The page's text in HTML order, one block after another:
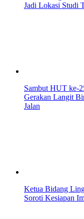
Jadi Lokasi Studi
Sambut HUT ke-
Gerakan Langit
Jalan
Ketua Bidang
Soroti Kesiapan